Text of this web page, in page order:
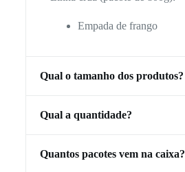
Empada de frango
Qual o tamanho dos produtos?
Qual a quantidade?
Quantos pacotes vem na caixa?